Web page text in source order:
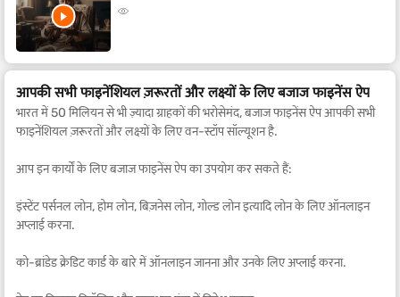
आपकी सभी फाइनेंशियल ज़रूरतों और लक्ष्यों के लिए बजाज फाइनेंस ऐप
भारत में 50 मिलियन से भी ज़्यादा ग्राहकों की भरोसेमंद, बजाज फाइनेंस ऐप आपकी सभी
फाइनेंशियल ज़रूरतों और लक्ष्यों के लिए वन-स्टॉप सॉल्यूशन है.
आप इन कार्यों के लिए बजाज फाइनेंस ऐप का उपयोग कर सकते हैं:
इंस्टेंट पर्सनल लोन, होम लोन, बिज़नेस लोन, गोल्ड लोन इत्यादि लोन के लिए ऑनलाइन
अप्लाई करना.
को-ब्रांडेड क्रेडिट कार्ड के बारे में ऑनलाइन जानना और उनके लिए अप्लाई करना.